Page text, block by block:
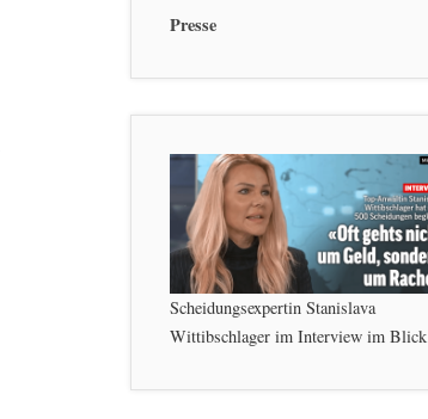
Presse
Scheidungsexpertin Stanislava
Wittibschlager im Interview im Blick